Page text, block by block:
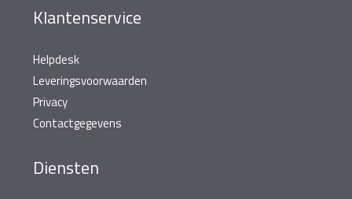
Klantenservice
Helpdesk
Leveringsvoorwaarden
Privacy
Contactgegevens
Diensten